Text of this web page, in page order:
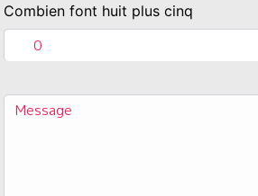
Combien font huit plus cinq